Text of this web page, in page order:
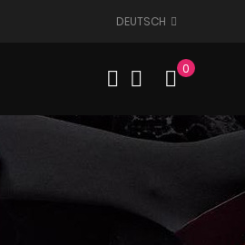
DEUTSCH
0